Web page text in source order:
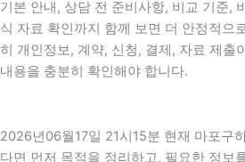
기본 안내, 상담 전 준비사항, 비교 기준,
식 자료 확인까지 함께 보면 더 안정적으
히 개인정보, 계약, 신청, 결제, 자료 제출
내용을 충분히 확인해야 합니다.
2026년06월17일 21시15분 현재 마포구
다면 먼저 목적을 정리하고, 필요한 정보